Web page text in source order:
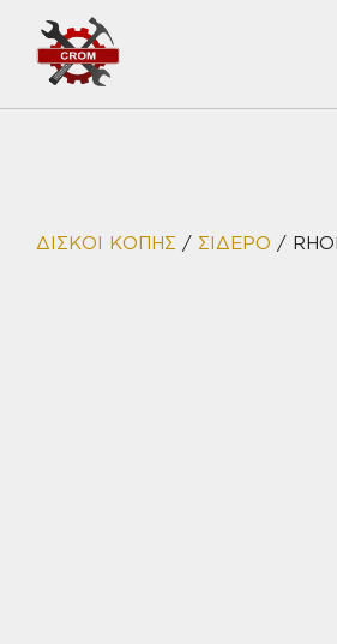
Μετάβαση
περιεχόμενο
ΔΙΣΚΟΙ ΚΟΠΗΣ / ΣΙΔΕΡΟ /